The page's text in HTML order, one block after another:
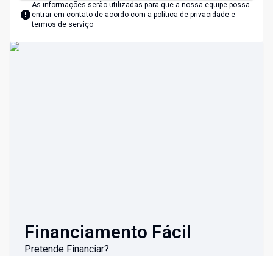
As informações serão utilizadas para que a nossa equipe possa
entrar em contato de acordo com a política de privacidade e
termos de serviço
Financiamento Fácil
Pretende Financiar?